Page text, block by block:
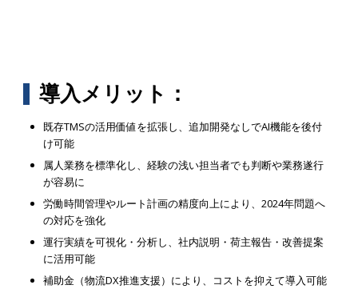
導入メリット：
既存TMSの活用価値を拡張し、追加開発なしでAI機能を後付
け可能
属人業務を標準化し、経験の浅い担当者でも判断や業務遂行
が容易に
労働時間管理やルート計画の精度向上により、2024年問題へ
の対応を強化
運行実績を可視化・分析し、社内説明・荷主報告・改善提案
に活用可能
補助金（物流DX推進支援）により、コストを抑えて導入可能